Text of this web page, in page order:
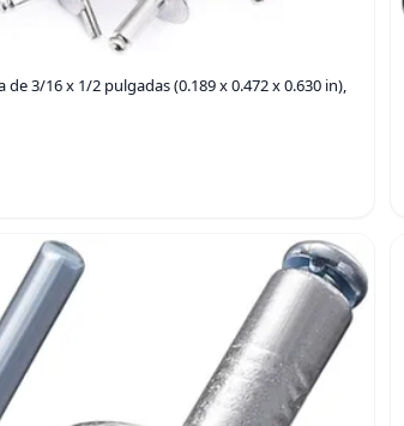
3/16 x 1/2 pulgadas (0.189 x 0.472 x 0.630 in),